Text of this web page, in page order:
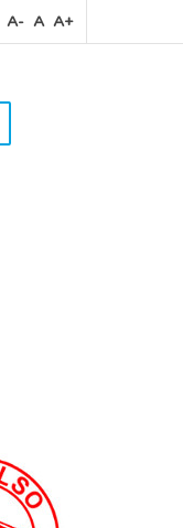
A- A A+